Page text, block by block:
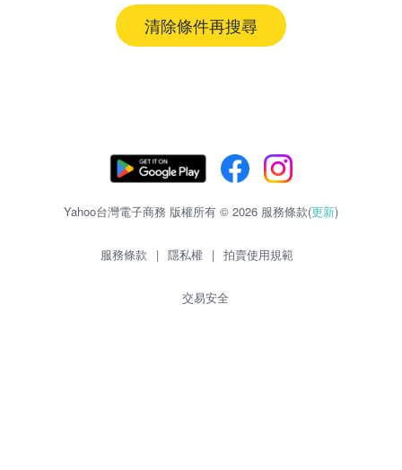
清除條件再搜尋
Yahoo台灣電子商務 版權所有 © 2026 服務條款(更新)
服務條款 | 隱私權 | 拍賣使用規範
交易安全